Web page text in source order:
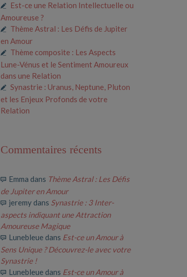
Est-ce une Relation Intellectuelle ou
Amoureuse ?
Thème Astral : Les Défis de Jupiter
en Amour
Thème composite : Les Aspects
Lune-Vénus et le Sentiment Amoureux
dans une Relation
Synastrie : Uranus, Neptune, Pluton
et les Enjeux Profonds de votre
Relation
Commentaires récents
Emma dans Thème Astral : Les Défis
de Jupiter en Amour
jeremydans Synastrie : 3 Inter-
aspects indiquant une Attraction
Amoureuse Magique
Lunebleue dans Est-ce un Amour à
Sens Unique ? Découvrez-le avec votre
Synastrie !
Lunebleue dans Est-ce un Amour à